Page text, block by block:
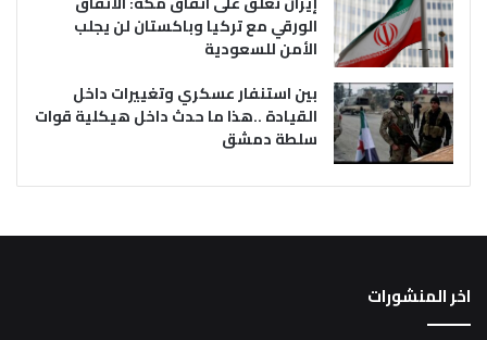
الورقي مع تركيا وباكستان لن يجلب
الأمن للسعودية
بين استنفار عسكري وتغييرات داخل
القيادة ..هذا ما حدث داخل هيكلية قوات
سلطة دمشق
اخر المنشورات